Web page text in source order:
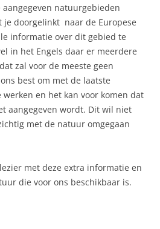
natuurgebieden
doorgelinkt naar de Europese
informatie over dit gebied te
in het Engels daar er meerdere
zal voor de meeste geen
best om met de laatste
werken en het kan voor komen dat
aangegeven wordt. Dit wil niet
met de natuur omgegaan
met deze extra informatie en
die voor ons beschikbaar is.